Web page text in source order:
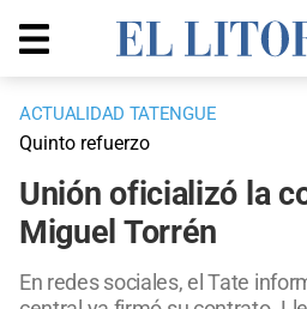
ACTUALIDAD TATENGUE
Quinto refuerzo
Unión oficializó la
Miguel Torrén
En redes sociales, el Tate